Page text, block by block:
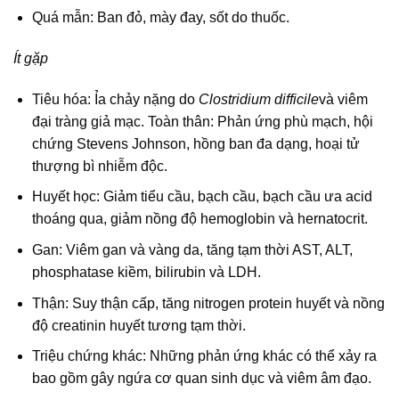
Quá mẫn: Ban đỏ, mày đay, sốt do thuốc.
Ít gặp
Tiêu hóa: Ỉa chảy nặng doClostridium difficilevà viêm
đại tràng giả mạc. Toàn thân: Phản ứng phù mạch, hội
chứng Stevens Johnson, hồng ban đa dạng, hoại tử
thượng bì nhiễm độc.
Huyết học: Giảm tiểu cầu, bạch cầu, bạch cầu ưa acid
thoáng qua, giảm nồng độ hemoglobin và hernatocrit.
Gan: Viêm gan và vàng da, tăng tạm thời AST, ALT,
phosphatase kiềm, bilirubin và LDH.
Thận: Suy thận cấp, tăng nitrogen protein huyết và nồng
độ creatinin huyết tương tạm thời.
Triệu chứng khác: Những phản ứng khác có thể xảy ra
bao gồm gây ngứa cơ quan sinh dục và viêm âm đạo.